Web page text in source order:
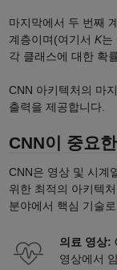
마지막에서 두 번째
계층이며(여기서 K는
각 클래스에 대한 확
CNN 아키텍처의 마
출력을 제공합니다.
CNN이 중요
CNN은 영상 및 시계
위한 최적의 아키텍
분야에서 핵심 기술
의료 영상:
영상에서